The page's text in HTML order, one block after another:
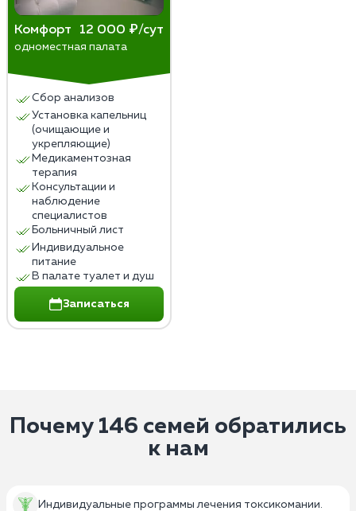
Комфорт 12 000 ₽/сут
одноместная палата
Сбор анализов
Установка капельниц
(очищающие и
укрепляющие)
Медикаментозная
терапия
Консультации и
наблюдение
специалистов
Больничный лист
Индивидуальное
питание
В палате туалет и душ
Записаться
Почему 146 семей обратились
к нам
Индивидуальные программы лечения токсикомании.